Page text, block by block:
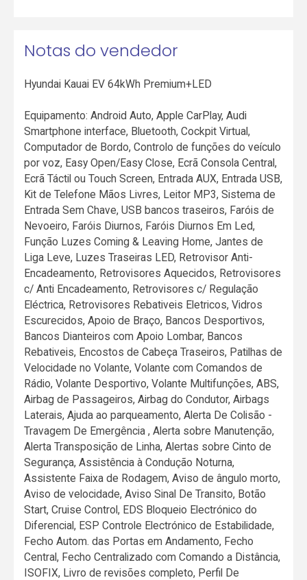
Notas do vendedor
Hyundai Kauai EV 64kWh Premium+LED
Equipamento: Android Auto, Apple CarPlay, Audi
Smartphone interface, Bluetooth, Cockpit Virtual,
Computador de Bordo, Controlo de funções do veículo
por voz, Easy Open/Easy Close, Ecrã Consola Central,
Ecrã Táctil ou Touch Screen, Entrada AUX, Entrada USB,
Kit de Telefone Mãos Livres, Leitor MP3, Sistema de
Entrada Sem Chave, USB bancos traseiros, Faróis de
Nevoeiro, Faróis Diurnos, Faróis Diurnos Em Led,
Função Luzes Coming & Leaving Home, Jantes de
Liga Leve, Luzes Traseiras LED, Retrovisor Anti-
Encadeamento, Retrovisores Aquecidos, Retrovisores
c/ Anti Encadeamento, Retrovisores c/ Regulação
Eléctrica, Retrovisores Rebativeis Eletricos, Vidros
Escurecidos, Apoio de Braço, Bancos Desportivos,
Bancos Dianteiros com Apoio Lombar, Bancos
Rebativeis, Encostos de Cabeça Traseiros, Patilhas de
Velocidade no Volante, Volante com Comandos de
Rádio, Volante Desportivo, Volante Multifunções, ABS,
Airbag de Passageiros, Airbag do Condutor, Airbags
Laterais, Ajuda ao parqueamento, Alerta De Colisão -
Travagem De Emergência , Alerta sobre Manutenção,
Alerta Transposição de Linha, Alertas sobre Cinto de
Segurança, Assistência à Condução Noturna,
Assistente Faixa de Rodagem, Aviso de ângulo morto,
Aviso de velocidade, Aviso Sinal De Transito, Botão
Start, Cruise Control, EDS Bloqueio Electrónico do
Diferencial, ESP Controle Electrónico de Estabilidade,
Fecho Autom. das Portas em Andamento, Fecho
Central, Fecho Centralizado com Comando a Distância,
ISOFIX, Livro de revisões completo, Perfil De